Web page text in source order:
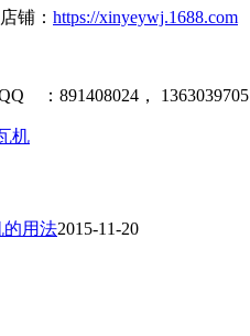
铺： https://xinyeywj.1688.com
QQ ： 891408024 ， 1363039705
机
的用法2015-11-20